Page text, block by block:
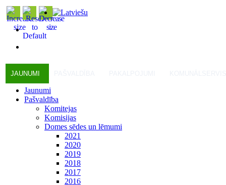
JAUNUMI
Jaunumi
Pašvaldība
Komitejas
Komisijas
Domes sēdes un lēmumi
2021
2020
2019
2018
2017
2016